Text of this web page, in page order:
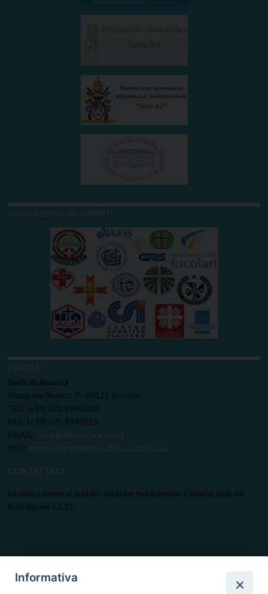
ASSOCIAZIONI E MOVIMENTI
CONTATTI
Sede di Ancona
Piazza del Senato 7 - 60121 Ancona
TEL: (+39) 071.9943500
FAX: (+39) 071.9943521
EMAIL: curia@diocesi.ancona.it
PEC: diocesi.ancona@pec.chiesacattolica.it
CONTATTACI
La curia è aperta al pubblico nei giorni feriali (escluso il sabato) dalle ore
8.30 alle ore 12.30.
Informativa